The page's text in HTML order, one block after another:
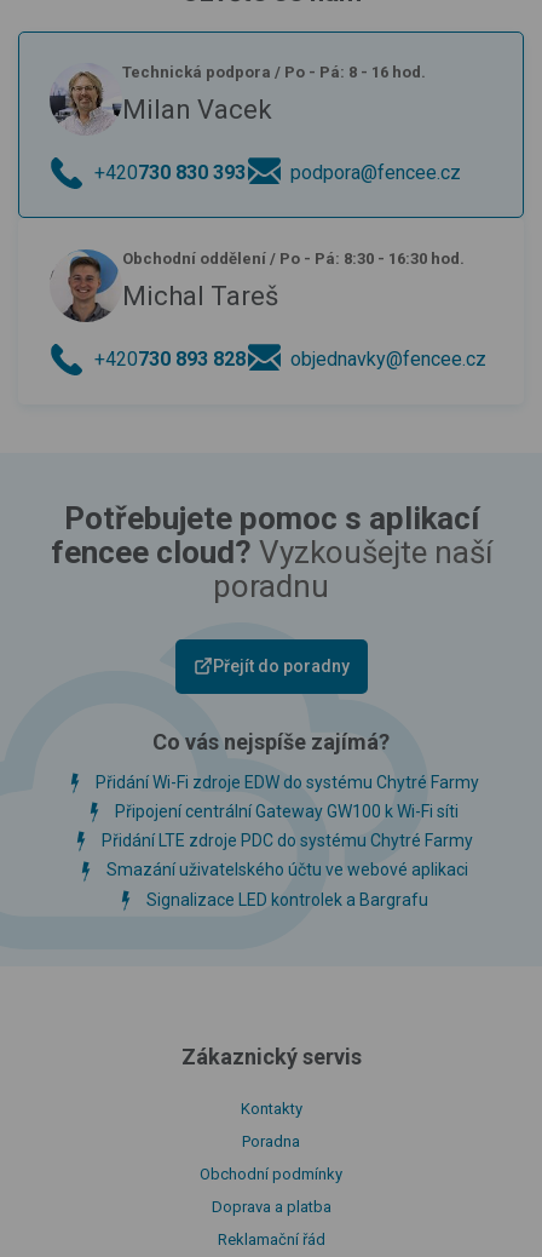
Technická podpora / Po - Pá: 8 - 16 hod.
Milan Vacek
+420730 830 393 podpora@fencee.cz
Obchodní oddělení / Po - Pá: 8:30 - 16:30 hod.
Michal Tareš
+420730 893 828 objednavky@fencee.cz
Potřebujete pomoc s aplikací
fencee cloud? Vyzkoušejte naší
poradnu
Přejít do poradny
Co vás nejspíše zajímá?
Přidání Wi-Fi zdroje EDW do systému Chytré Farmy
Připojení centrální Gateway GW100 k Wi-Fi síti
Přidání LTE zdroje PDC do systému Chytré Farmy
Smazání uživatelského účtu ve webové aplikaci
Signalizace LED kontrolek a Bargrafu
Zákaznický servis
Kontakty
Poradna
Obchodní podmínky
Doprava a platba
Reklamační řád